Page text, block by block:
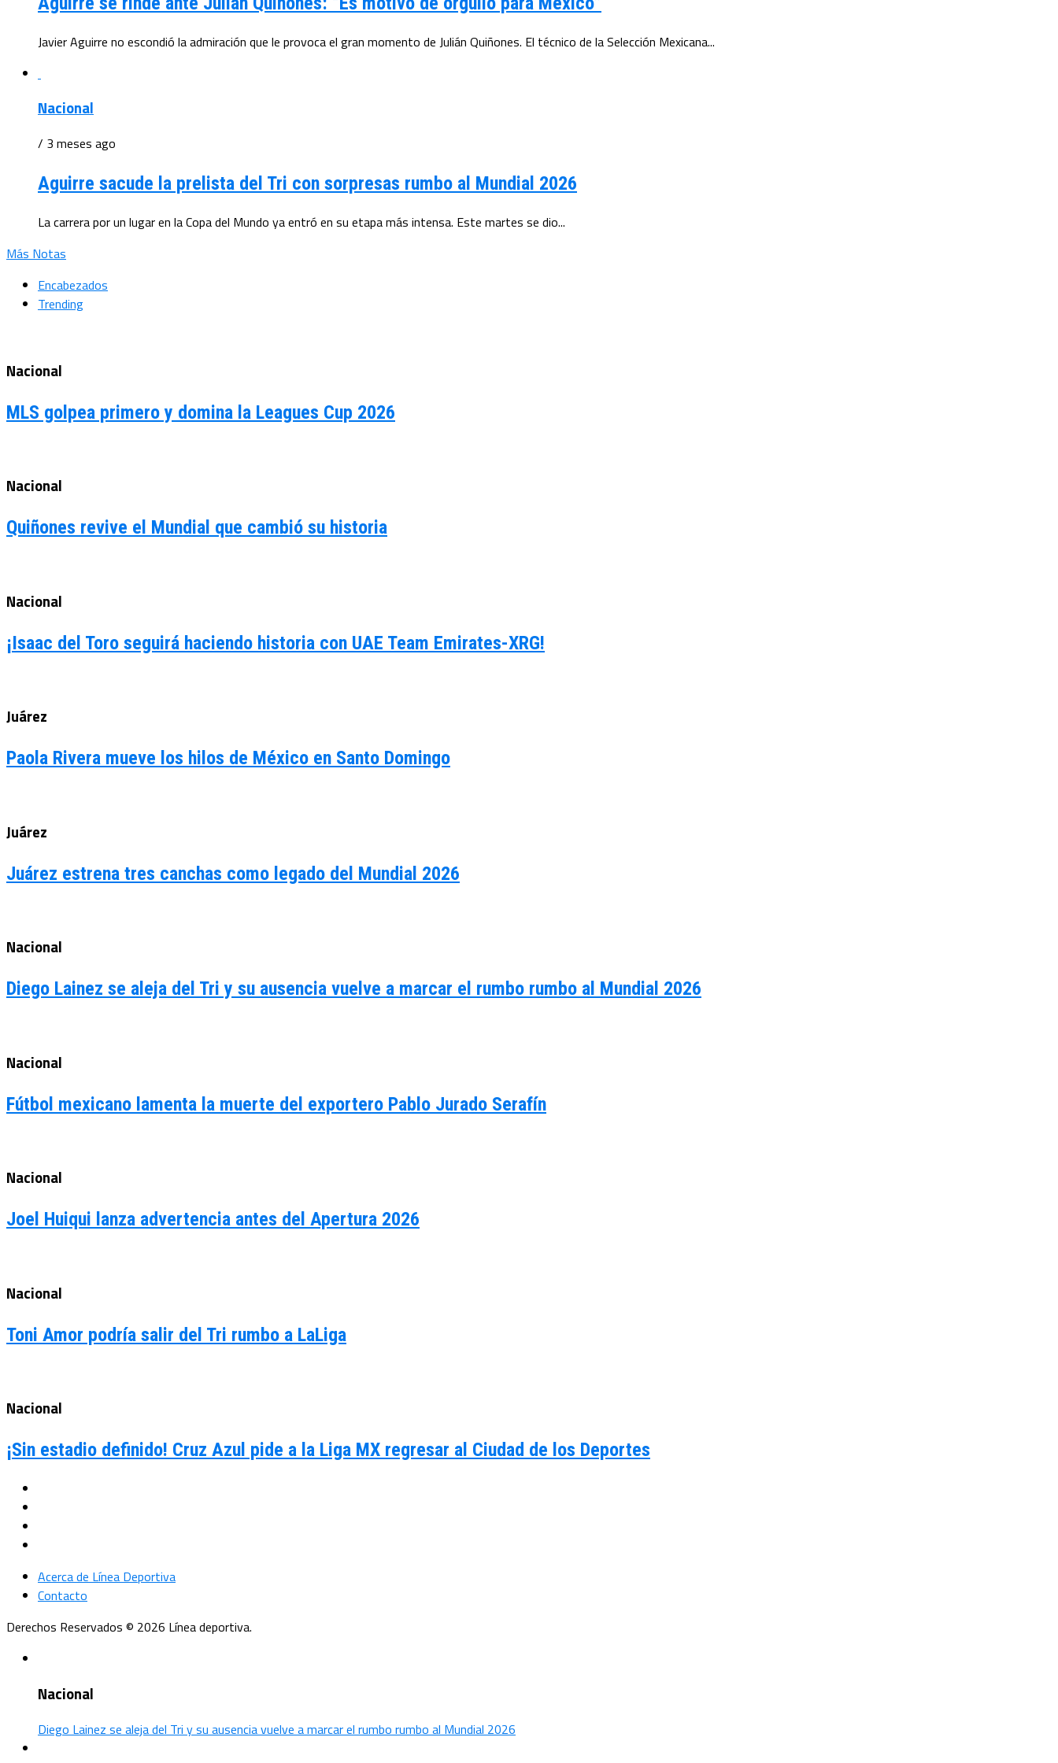
Javier Aguirre no escondió la admiración que le provoca el gran momento de Julián Quiñones. El técnico de la Selección Mexicana...
Nacional
/ 3 meses ago
Aguirre sacude la prelista del Tri con sorpresas rumbo al Mundial 2026
La carrera por un lugar en la Copa del Mundo ya entró en su etapa más intensa. Este martes se dio...
Más Notas
Encabezados
Trending
Nacional
MLS golpea primero y domina la Leagues Cup 2026
Nacional
Quiñones revive el Mundial que cambió su historia
Nacional
¡Isaac del Toro seguirá haciendo historia con UAE Team Emirates-XRG!
Juárez
Paola Rivera mueve los hilos de México en Santo Domingo
Juárez
Juárez estrena tres canchas como legado del Mundial 2026
Nacional
Diego Lainez se aleja del Tri y su ausencia vuelve a marcar el rumbo rumbo al Mundial 2026
Nacional
Fútbol mexicano lamenta la muerte del exportero Pablo Jurado Serafín
Nacional
Joel Huiqui lanza advertencia antes del Apertura 2026
Nacional
Toni Amor podría salir del Tri rumbo a LaLiga
Nacional
¡Sin estadio definido! Cruz Azul pide a la Liga MX regresar al Ciudad de los Deportes
Acerca de Línea Deportiva
Contacto
Derechos Reservados © 2026 Línea deportiva.
Nacional
Diego Lainez se aleja del Tri y su ausencia vuelve a marcar el rumbo rumbo al Mundial 2026